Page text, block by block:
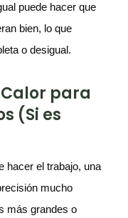
puede hacer que
bien, lo que
o desigual.
Calor para
(Si es
hacer el trabajo, una
mucho
más grandes o